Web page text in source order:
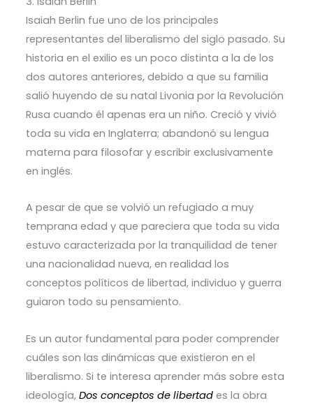
Isaiah Berlin fue uno de los principales
representantes del liberalismo del siglo pasado. Su
historia en el exilio es un poco distinta a la de los
dos autores anteriores, debido a que su familia
salió huyendo de su natal Livonia por la Revolución
Rusa cuando él apenas era un niño. Creció y vivió
toda su vida en Inglaterra; abandonó su lengua
materna para filosofar y escribir exclusivamente
en inglés.
A pesar de que se volvió un refugiado a muy
temprana edad y que pareciera que toda su vida
estuvo caracterizada por la tranquilidad de tener
una nacionalidad nueva, en realidad los
conceptos políticos de libertad, individuo y guerra
guiaron todo su pensamiento.
Es un autor fundamental para poder comprender
cuáles son las dinámicas que existieron en el
liberalismo. Si te interesa aprender más sobre esta
ideología, Dos conceptos de libertades la obra